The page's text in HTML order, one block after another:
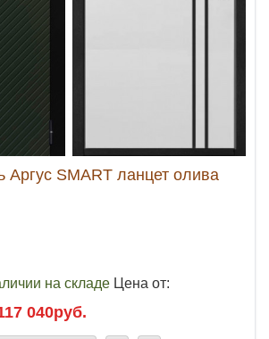
Аргус SMART ланцет олива
на складе Цена от:
040руб.